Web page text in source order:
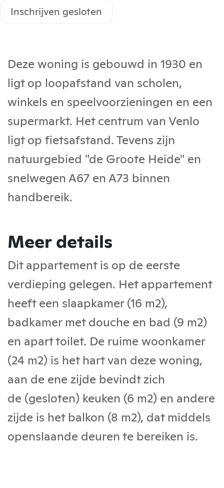
Inschrijven gesloten
Deze woning is gebouwd in 1930 en
ligt op loopafstand van scholen,
winkels en speelvoorzieningen en een
supermarkt. Het centrum van Venlo
ligt op fietsafstand. Tevens zijn
natuurgebied "de Groote Heide" en
snelwegen A67 en A73 binnen
handbereik.
Meer details
Dit appartement is op de eerste
verdieping gelegen. Het appartement
heeft een slaapkamer (16 m2),
badkamer met douche en bad (9 m2)
en apart toilet. De ruime woonkamer
(24 m2) is het hart van deze woning,
aan de ene zijde bevindt zich
de (gesloten) keuken (6 m2) en andere
zijde is het balkon (8 m2), dat middels
openslaande deuren te bereiken is.